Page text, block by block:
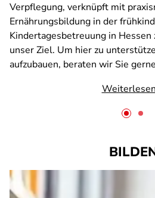
Verpflegung, verknüpft mit
Ernährungsbildung in der
Kindertagesbetreuung in
unser Ziel. Um hier zu
aufzubauen, beraten wir Sie
Weiterlesen